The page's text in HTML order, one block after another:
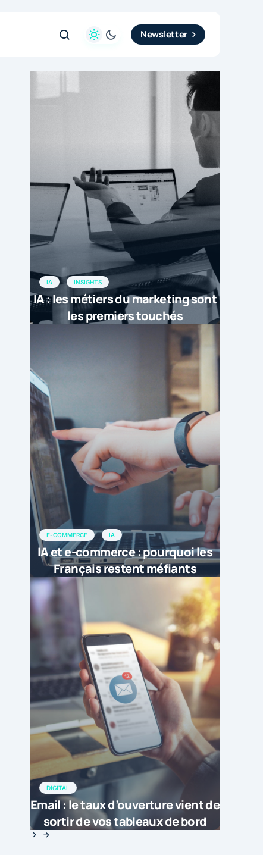
Newsletter
IA INSIGHTS
IA : les métiers du marketing sont
les premiers touchés
E-COMMERCE IA
IA et e-commerce : pourquoi les
Français restent méfiants
DIGITAL
Email : le taux d’ouverture vient de
sortir de vos tableaux de bord